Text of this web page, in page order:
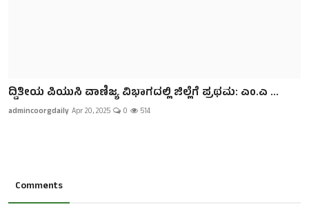
ದ್ವಿತೀಯ ಪಿಯುಸಿ ವಾಣಿಜ್ಯ ವಿಭಾಗದಲ್ಲಿ ಜಿಲ್ಲೆಗೆ ಪ್ರಥಮ: ಎಂ.ಎ ...
admincoorgdaily Apr 20, 2025 0 514
Comments